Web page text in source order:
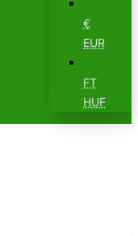
€
EUR
FT
HUF